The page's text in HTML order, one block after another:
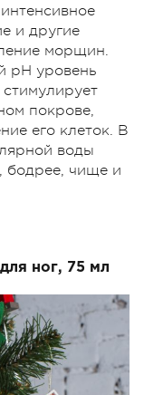
и другие
морщин.
рН уровень
покрове,
его клеток. В
воды
бодрее, чище и
ног, 75 мл